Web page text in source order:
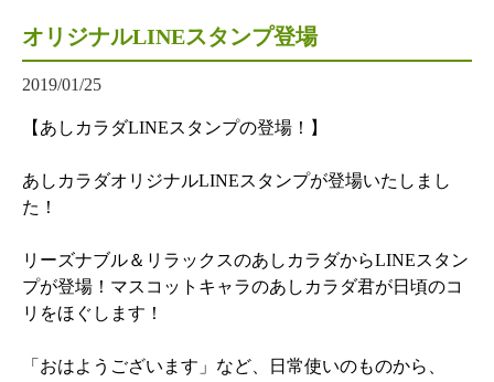
オリジナルLINEスタンプ登場
2019/01/25
【あしカラダLINEスタンプの登場！】
あしカラダオリジナルLINEスタンプが登場いたしまし
た！
リーズナブル＆リラックスのあしカラダからLINEスタン
プが登場！マスコットキャラのあしカラダ君が日頃のコ
リをほぐします！
「おはようございます」など、日常使いのものから、